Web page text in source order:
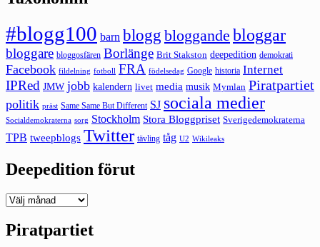
#blogg100 barn blogg bloggande bloggar
bloggare bloggosfären Borlänge Brit Stakston deepedition demokrati
Facebook fildelning fotboll FRA födelsedag Google historia Internet
IPRed JMW jobb kalendern livet media musik Mymlan Piratpartiet
politik präst Same Same But Different SJ sociala medier
Socialdemokraterna sorg Stockholm Stora Bloggpriset Sverigedemokraterna
TPB tweepblogs Twitter tävling tåg U2 Wikileaks
Deepedition förut
Deepedition
Piratpartiet